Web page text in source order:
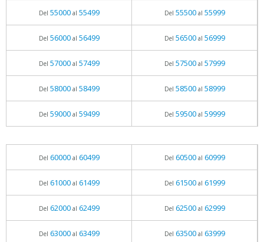
Del 55000al 55499 Del 55500al 55999
Del 56000al 56499 Del 56500al 56999
Del 57000al 57499 Del 57500al 57999
Del 58000al 58499 Del 58500al 58999
Del 59000al 59499 Del 59500al 59999
Del 60000al 60499 Del 60500al 60999
Del 61000al 61499 Del 61500al 61999
Del 62000al 62499 Del 62500al 62999
Del 63000al 63499 Del 63500al 63999